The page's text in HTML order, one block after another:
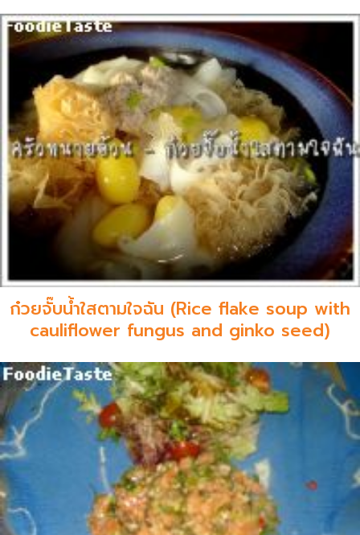
ก๋วยจั๊บน้ำใสตามใจฉัน (Rice flake soup with
cauliflower fungus and ginko seed)